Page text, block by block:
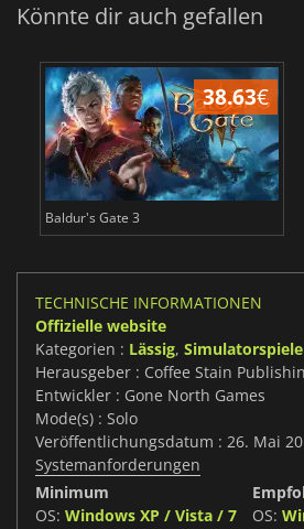
Könnte dir auch gefallen
38.63€
Baldur's Gate 3
TECHNISCHE INFORMATIONEN
Offizielle website
Kategorien : Lässig, Simulatorspiele
Herausgeber : Coffee Stain
Entwickler : Gone North Games
Mode(s) : Solo
Veröffentlichungsdatum : 26. Mai
Systemanforderungen
Minimum
OS: Windows XP / Vista / 7
OS: